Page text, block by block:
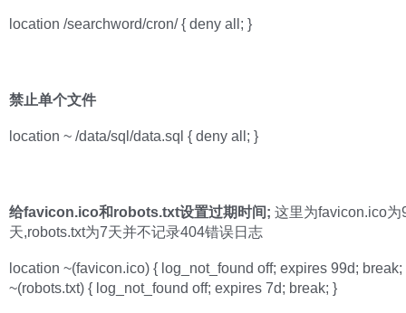
location /searchword/cron/ { deny all; }
禁止单个文件
location ~ /data/sql/data.sql { deny all; }
给favicon.ico和robots.txt设置过期时间; 这里为favicon.ico为
天,robots.txt为7天并不记录404错误日志
location ~(favicon.ico) { log_not_found off; expires 99d;
~(robots.txt) { log_not_found off; expires 7d; break; }